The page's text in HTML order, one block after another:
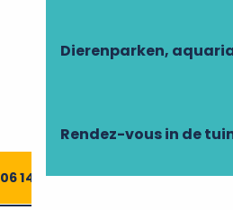
Dierenparken,
Rendez-vous in de
06 14 83 33▒▒